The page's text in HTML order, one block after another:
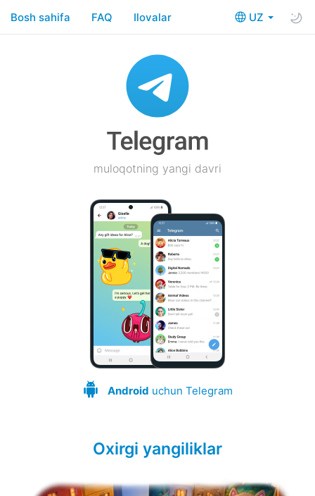
UZ
Bosh sahifa FAQ Ilovalar
muloqotning yangi davri
Android uchun Telegram
Oxirgi yangiliklar